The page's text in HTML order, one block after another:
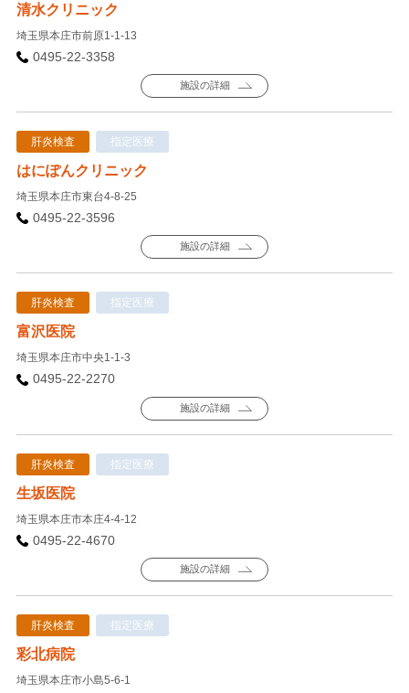
清水クリニック
埼玉県本庄市前原1-1-13
0495-22-3358
施設の詳細
肝炎検査 指定医療
はにぽんクリニック
埼玉県本庄市東台4-8-25
0495-22-3596
施設の詳細
肝炎検査 指定医療
富沢医院
埼玉県本庄市中央1-1-3
0495-22-2270
施設の詳細
肝炎検査 指定医療
生坂医院
埼玉県本庄市本庄4-4-12
0495-22-4670
施設の詳細
肝炎検査 指定医療
彩北病院
埼玉県本庄市小島5-6-1